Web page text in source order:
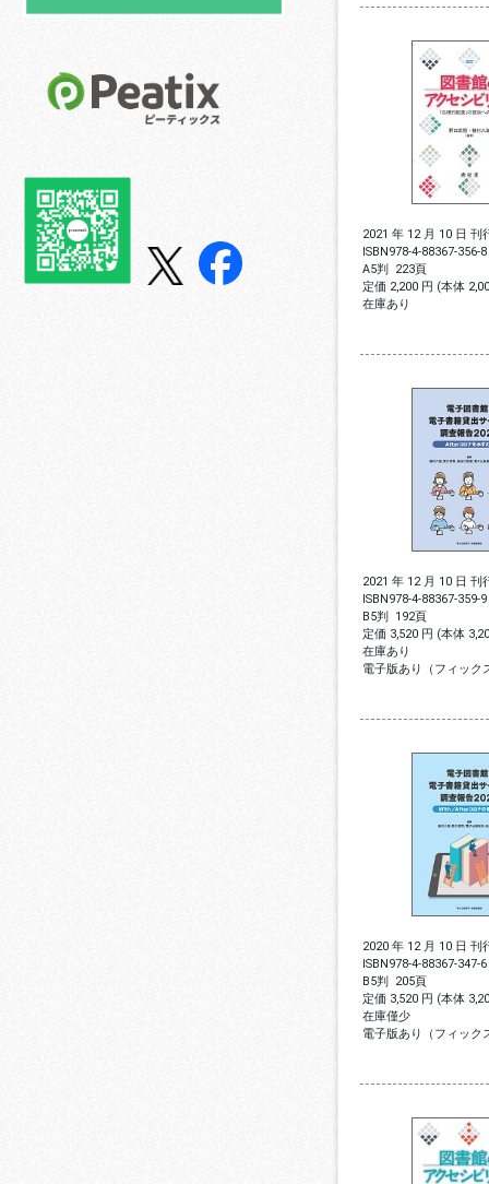
2021 年 12 月 10 日 刊
ISBN978-4-88367-356-8
A5判 223頁
定価 2,200 円 (本体
在庫あり
2021 年 12 月 10 日 刊
ISBN978-4-88367-359-9
B5判 192頁
定価 3,520 円 (本体
在庫あり
電子版あり（フィック
2020 年 12 月 10 日 刊
ISBN978-4-88367-347-6
B5判 205頁
定価 3,520 円 (本体
在庫僅少
電子版あり（フィック